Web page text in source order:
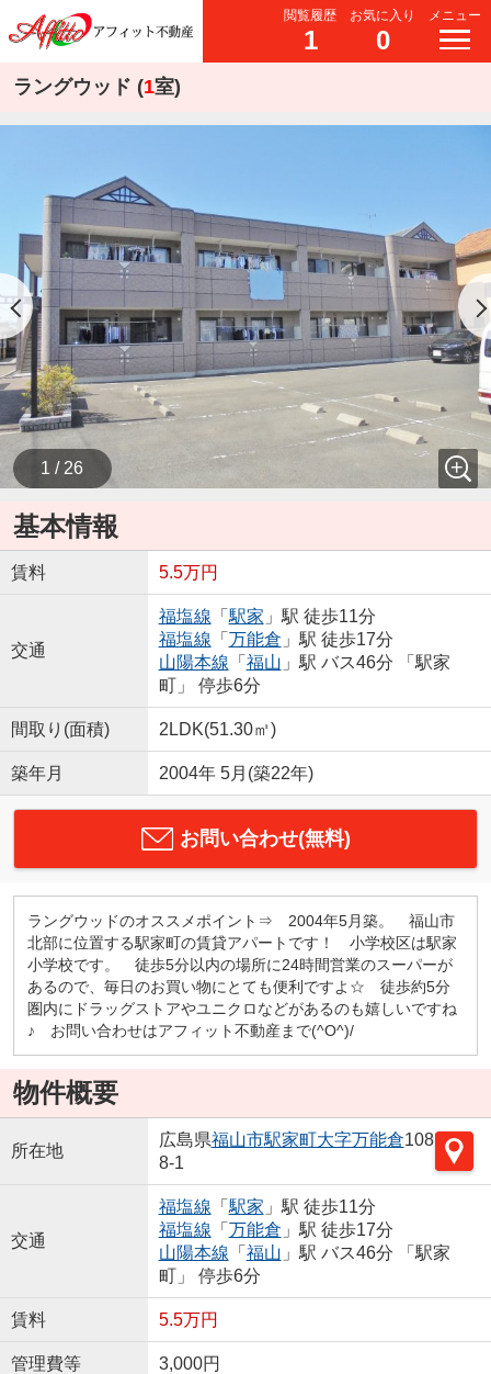
閲覧履歴
1
お気に入り
0
メニュー
ラングウッド (1室)
1 / 26
基本情報
賃料 5.5万円
交通
福塩線 「 駅家 」駅 徒歩11分
福塩線 「 万能倉 」駅 徒歩17分
山陽本線 「 福山 」駅 バス46分 「駅家
町」 停歩6分
間取り(面積) 2LDK(51.30㎡)
築年月 2004年 5月(築22年)
お問い合わせ(無料)
ラングウッドのオススメポイント⇒ 2004年5月築。 福山市
北部に位置する駅家町の賃貸アパートです！ 小学校区は駅家
小学校です。 徒歩5分以内の場所に24時間営業のスーパーが
あるので、毎日のお買い物にとても便利ですよ☆ 徒歩約5分
圏内にドラッグストアやユニクロなどがあるのも嬉しいですね
♪ お問い合わせはアフィット不動産まで(^O^)/
物件概要
所在地
広島県福山市駅家町大字万能倉108
8-1
交通
福塩線 「 駅家 」駅 徒歩11分
福塩線 「 万能倉 」駅 徒歩17分
山陽本線 「 福山 」駅 バス46分 「駅家
町」 停歩6分
賃料 5.5万円
管理費等 3,000円